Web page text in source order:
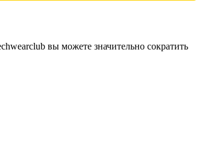
вы можете значительно сократить